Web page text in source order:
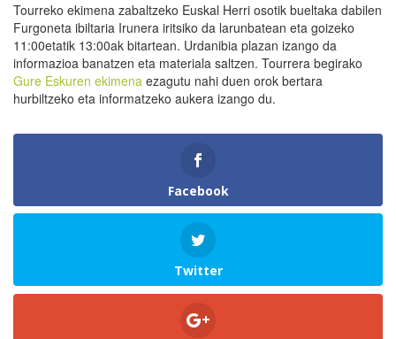
Tourreko ekimena zabaltzeko Euskal Herri osotik bueltaka dabilen
Furgoneta ibiltaria Irunera iritsiko da larunbatean eta goizeko
11:00etatik 13:00ak bitartean. Urdanibia plazan izango da
informazioa banatzen eta materiala saltzen. Tourrera begirako
Gure Eskuren ekimena ezagutu nahi duen orok bertara
hurbiltzeko eta informatzeko aukera izango du.
Facebook
Twitter